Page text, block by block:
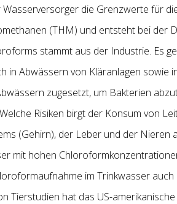
die Grenzwerte für
(THM) und entsteht bei der
stammt aus der Industrie. Es
in Abwässern von Kläranlagen sowie
zugesetzt, um Bakterien
Risiken birgt der Konsum von
(Gehirn), der Leber und der Nieren
mit hohen
im Trinkwasser
Tierstudien hat das US-